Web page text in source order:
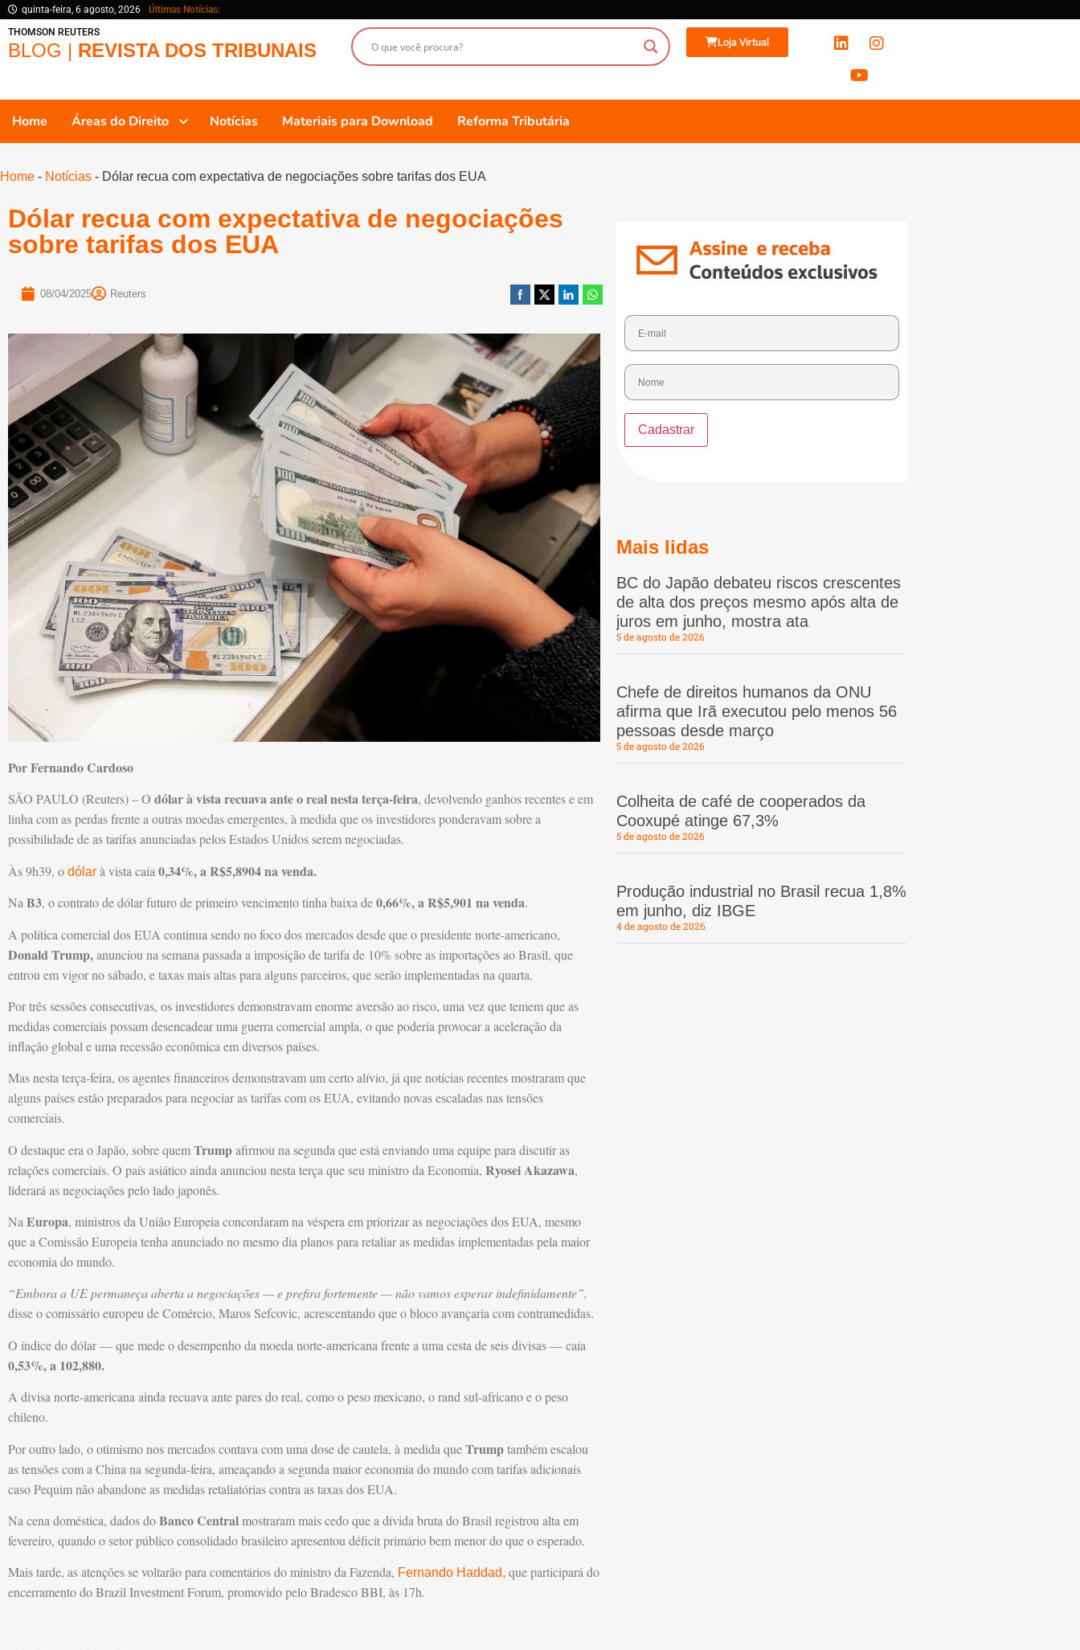
quinta-feira, 6 agosto, 2026
Últimas Notícias:
THOMSON REUTERS
BLOG | REVISTA DOS TRIBUNAIS Loja Virtual
Home Áreas do Direito Notícias Materiais para Download Reforma Tributária
Home - Notícias - Dólar recua com expectativa de negociações sobre tarifas dos EUA
Dólar recua com expectativa de negociações
sobre tarifas dos EUA
08/04/2025 Reuters
Por Fernando Cardoso
SÃO PAULO (Reuters) – O dólar à vista recuava ante o real nesta terça-feira, devolvendo ganhos recentes e em
linha com as perdas frente a outras moedas emergentes, à medida que os investidores ponderavam sobre a
possibilidade de as tarifas anunciadas pelos Estados Unidos serem negociadas.
Às 9h39, o dólar à vista caía 0,34%, a R$5,8904 na venda.
Na B3, o contrato de dólar futuro de primeiro vencimento tinha baixa de0,66%, a R$5,901 na venda.
A política comercial dos EUA continua sendo no foco dos mercados desde que o presidente norte-americano,
Donald Trump,anunciou na semana passada a imposição de tarifa de 10% sobre as importações ao Brasil, que
entrou em vigor no sábado, e taxas mais altas para alguns parceiros, que serão implementadas na quarta.
Por três sessões consecutivas, os investidores demonstravam enorme aversão ao risco, uma vez que temem que as
medidas comerciais possam desencadear uma guerra comercial ampla, o que poderia provocar a aceleração da
inflação global e uma recessão econômica em diversos países.
Mas nesta terça-feira, os agentes financeiros demonstravam um certo alívio, já que notícias recentes mostraram que
alguns países estão preparados para negociar as tarifas com os EUA, evitando novas escaladas nas tensões
comerciais.
O destaque era o Japão, sobre quemTrumpafirmou na segunda que está enviando uma equipe para discutir as
relações comerciais. O país asiático ainda anunciou nesta terça que seu ministro da Economia, Ryosei Akazawa,
liderará as negociações pelo lado japonês.
Na Europa, ministros da União Europeia concordaram na véspera em priorizar as negociações dos EUA, mesmo
que a Comissão Europeia tenha anunciado no mesmo dia planos para retaliar as medidas implementadas pela maior
economia do mundo.
“Embora a UE permaneça aberta a negociações — e prefira fortemente — não vamos esperar indefinidamente”,
disse o comissário europeu de Comércio, Maros Sefcovic, acrescentando que o bloco avançaria com contramedidas.
O índice do dólar — que mede o desempenho da moeda norte-americana frente a uma cesta de seis divisas — caía
0,53%, a 102,880.
A divisa norte-americana ainda recuava ante pares do real, como o peso mexicano, o rand sul-africano e o peso
chileno.
Por outro lado, o otimismo nos mercados contava com uma dose de cautela, à medida queTrumptambém escalou
as tensões com a China na segunda-feira, ameaçando a segunda maior economia do mundo com tarifas adicionais
caso Pequim não abandone as medidas retaliatórias contra as taxas dos EUA.
Na cena doméstica, dados doBanco Centralmostraram mais cedo que a dívida bruta do Brasil registrou alta em
fevereiro, quando o setor público consolidado brasileiro apresentou déficit primário bem menor do que o esperado.
Mais tarde, as atenções se voltarão para comentários do ministro da Fazenda, Fernando Haddad, que participará do
encerramento do Brazil Investment Forum, promovido pelo Bradesco BBI, às 17h.
Mais lidas
BC do Japão debateu riscos crescentes
de alta dos preços mesmo após alta de
juros em junho, mostra ata
5 de agosto de 2026
Chefe de direitos humanos da ONU
afirma que Irã executou pelo menos 56
pessoas desde março
5 de agosto de 2026
Colheita de café de cooperados da
Cooxupé atinge 67,3%
5 de agosto de 2026
Produção industrial no Brasil recua 1,8%
em junho, diz IBGE
4 de agosto de 2026